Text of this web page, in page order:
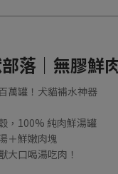
落｜無膠鮮
萬罐！犬貓補水神器
，100% 純肉鮮湯罐
＋鮮嫩肉塊
大口喝湯吃肉！